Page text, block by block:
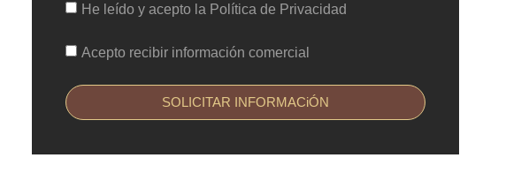
He leído y acepto la Política de Privacidad
Acepto recibir información comercial
SOLICITAR INFORMACiÓN